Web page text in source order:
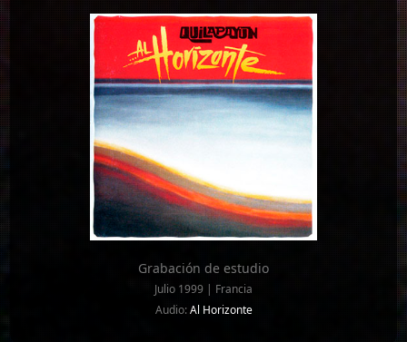
Grabación de estudio
Julio 1999 | Francia
Audio:Al Horizonte